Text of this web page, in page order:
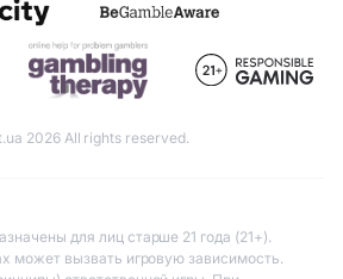
2026 All rights reserved.
для лиц старше 21 года (21+).
может вызвать игровую зависимость.